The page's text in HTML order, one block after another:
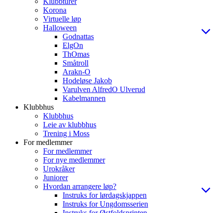
Korona
Virtuelle løp
Halloween
Godnattas
ElgOn
ThOmas
Småtroll
Arakn-O
Hodeløse Jakob
Varulven AlfredO Ulverud
Kabelmannen
Klubbhus
Klubbhus
Leie av klubbhus
Trening i Moss
For medlemmer
For medlemmer
For nye medlemmer
Urokråker
Juniorer
Hvordan arrangere løp?
Instruks for lørdagskjappen
Instruks for Ungdomsserien